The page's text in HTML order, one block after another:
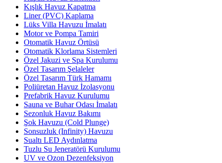
Kışlık Havuz Kapatma
Liner (PVC) Kaplama
Lüks Villa Havuzu İmalatı
Motor ve Pompa Tamiri
Otomatik Havuz Örtüsü
Otomatik Klorlama Sistemleri
Özel Jakuzi ve Spa Kurulumu
Özel Tasarım Şelaleler
Özel Tasarım Türk Hamamı
Poliüretan Havuz İzolasyonu
Prefabrik Havuz Kurulumu
Sauna ve Buhar Odası İmalatı
Sezonluk Havuz Bakımı
Şok Havuzu (Cold Plunge)
Sonsuzluk (Infinity) Havuzu
Sualtı LED Aydınlatma
Tuzlu Su Jeneratörü Kurulumu
UV ve Ozon Dezenfeksiyon